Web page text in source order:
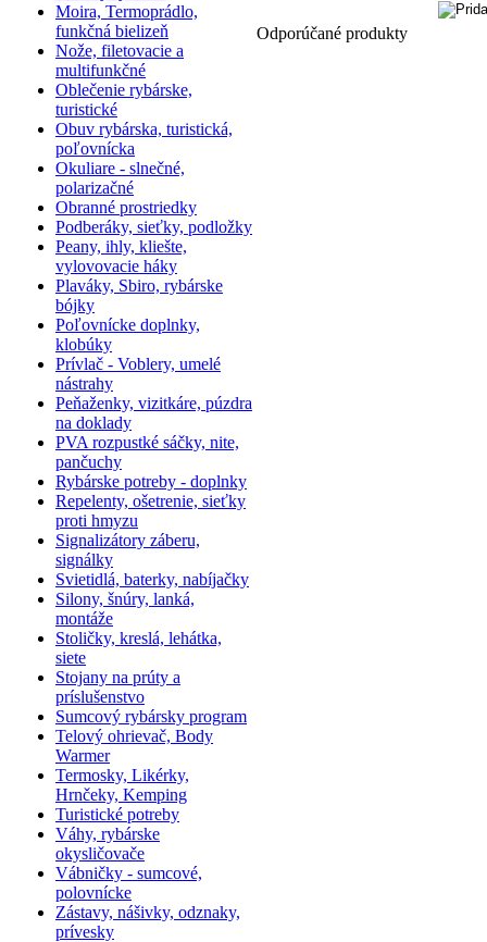
Moira, Termoprádlo,
funkčná bielizeň
Nože, filetovacie a
multifunkčné
Oblečenie rybárske,
turistické
Obuv rybárska, turistická,
poľovnícka
Okuliare - slnečné,
polarizačné
Obranné prostriedky
Podberáky, sieťky, podložky
Peany, ihly, kliešte,
vylovovacie háky
Plaváky, Sbiro, rybárske
bójky
Poľovnícke doplnky,
klobúky
Prívlač - Voblery, umelé
nástrahy
Peňaženky, vizitkáre, púzdra
na doklady
PVA rozpustké sáčky, nite,
pančuchy
Rybárske potreby - doplnky
Repelenty, ošetrenie, sieťky
proti hmyzu
Signalizátory záberu,
signálky
Svietidlá, baterky, nabíjačky
Silony, šnúry, lanká,
montáže
Stoličky, kreslá, lehátka,
siete
Stojany na prúty a
príslušenstvo
Sumcový rybársky program
Telový ohrievač, Body
Warmer
Termosky, Likérky,
Hrnčeky, Kemping
Turistické potreby
Váhy, rybárske
okysličovače
Vábničky - sumcové,
polovnícke
Zástavy, nášivky, odznaky,
prívesky
Odporúčané produkty